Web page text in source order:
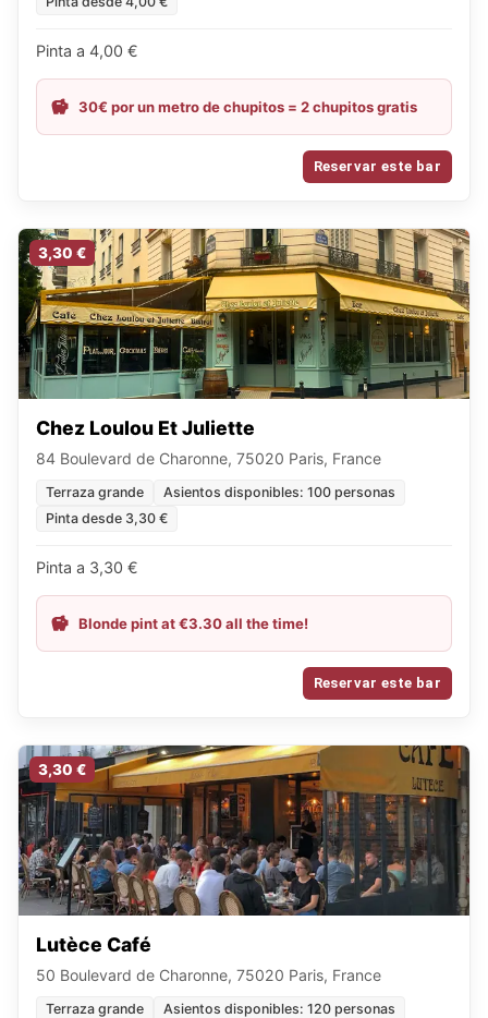
Pinta a 4,00 €
30€ por un metro de chupitos = 2 chupitos gratis
Reservar este bar
3,30 €
Chez Loulou Et Juliette
84 Boulevard de Charonne, 75020 Paris, France
Terraza grande
Asientos disponibles: 100 personas
Pinta desde 3,30 €
Pinta a 3,30 €
Blonde pint at €3.30 all the time!
Reservar este bar
3,30 €
Lutèce Café
50 Boulevard de Charonne, 75020 Paris, France
Terraza grande
Asientos disponibles: 120 personas